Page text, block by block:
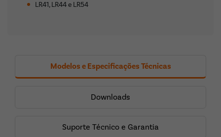
LR41, LR44 e LR54
Modelos e Especificações Técnicas
Downloads
Suporte Técnico e Garantia